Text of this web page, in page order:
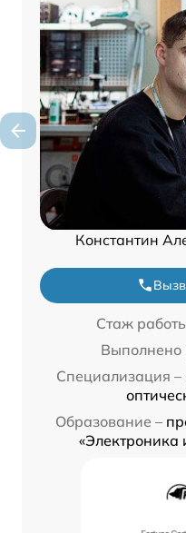
Константин
Стаж
Выполнено
Специализация –
Образование –
«Электроника